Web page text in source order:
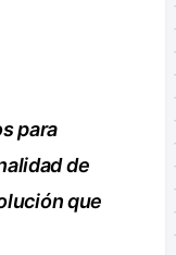
para
de
que